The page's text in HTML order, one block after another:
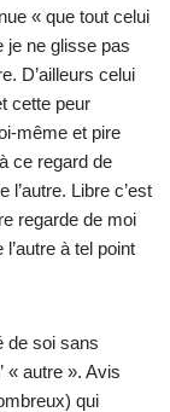
« que tout celui
je ne glisse pas
D’ailleurs celui
cette peur
même et pire
ce regard de
l’autre. Libre c’est
regarde de moi
à tel point
de soi sans
« autre ». Avis
qui